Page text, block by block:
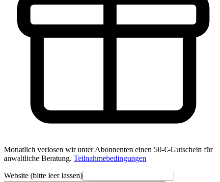
Monatlich verlosen wir unter Abonnenten einen 50-€-Gutschein für
anwaltliche Beratung. Teilnahmebedingungen
Website (bitte leer lassen)